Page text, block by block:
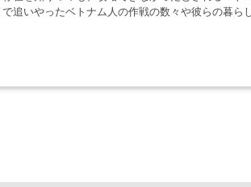
追いやったベトナム人の作戦の数々や彼らの暮